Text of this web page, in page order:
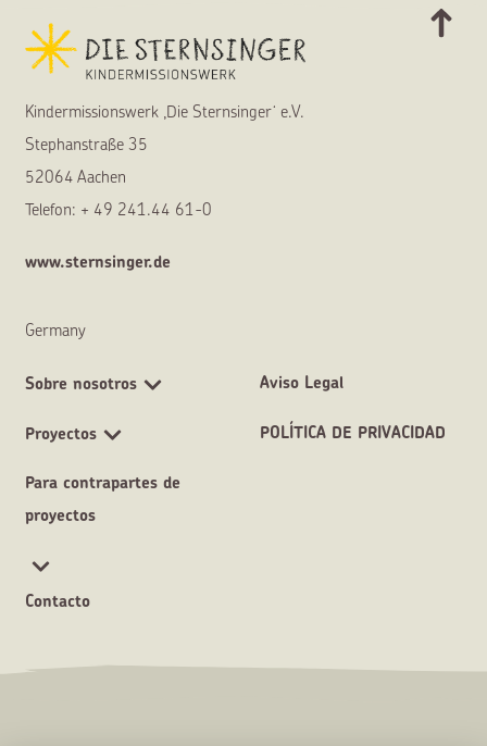
Kindermissionswerk ,Die Sternsinger‘ e.V.
Stephanstraße 35
52064 Aachen
Telefon: + 49 241.44 61-0
www.sternsinger.de
Germany
Sobre nosotros
Proyectos
Para contrapartes de
proyectos
Contacto
Aviso Legal
POLÍTICA DE PRIVACIDAD